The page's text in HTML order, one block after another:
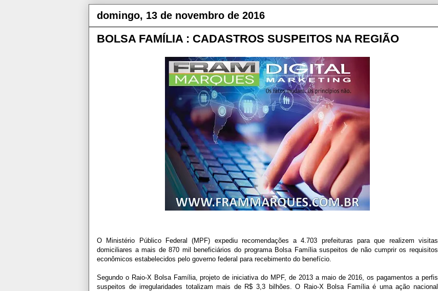
domingo, 13 de novembro de 2016
BOLSA FAMÍLIA : CADASTROS SUSPEITOS NA REGIÃO
O Ministério Público Federal (MPF) expediu recomendações a 4.703 prefeituras para que realizem visitas
domiciliares a mais de 870 mil beneficiários do programa Bolsa Família suspeitos de não cumprir os requisitos
econômicos estabelecidos pelo governo federal para recebimento do benefício.
Segundo o Raio-X Bolsa Família, projeto de iniciativa do MPF, de 2013 a maio de 2016, os pagamentos a perfis
suspeitos de irregularidades totalizam mais de R$ 3,3 bilhões. O Raio-X Bolsa Família é uma ação nacional